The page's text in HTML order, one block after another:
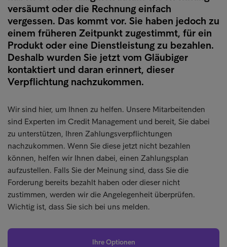
versäumt oder die Rechnung einfach
vergessen. Das kommt vor. Sie haben jedoch zu
einem früheren Zeitpunkt zugestimmt, für ein
Produkt oder eine Dienstleistung zu bezahlen.
Deshalb wurden Sie jetzt vom Gläubiger
kontaktiert und daran erinnert, dieser
Verpflichtung nachzukommen.
Wir sind hier, um Ihnen zu helfen. Unsere Mitarbeitenden
sind Experten im Credit Management und bereit, Sie dabei
zu unterstützen, Ihren Zahlungsverpflichtungen
nachzukommen. Wenn Sie diese jetzt nicht bezahlen
können, helfen wir Ihnen dabei, einen Zahlungsplan
aufzustellen. Falls Sie der Meinung sind, dass Sie die
Forderung bereits bezahlt haben oder dieser nicht
zustimmen, werden wir die Angelegenheit überprüfen.
Wichtig ist, dass Sie sich bei uns melden.
Ihre Optionen